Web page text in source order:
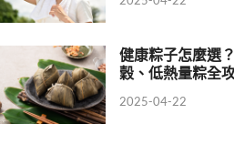
健康粽子怎麼選
穀、低熱量粽全
2025-04-22